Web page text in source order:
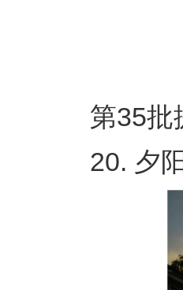
第35批援
20. 夕阳